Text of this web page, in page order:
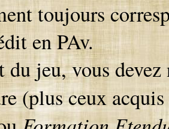
toujours
en PAv.
du jeu, vous
(plus ceux